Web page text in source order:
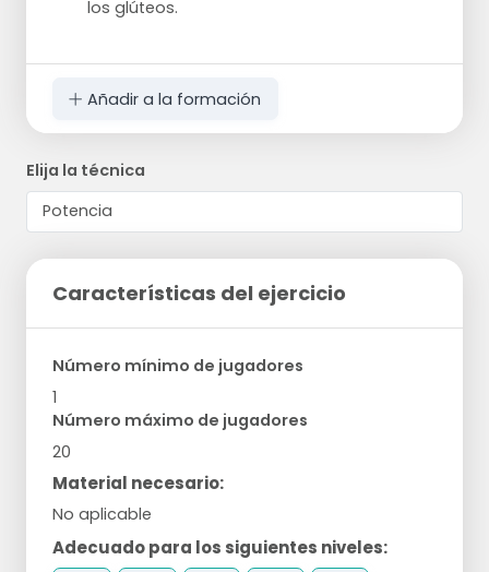
los glúteos.
Añadir a la formación
Elija la técnica
Características del ejercicio
Número mínimo de jugadores
1
Número máximo de jugadores
20
Material necesario:
No aplicable
Adecuado para los siguientes niveles: